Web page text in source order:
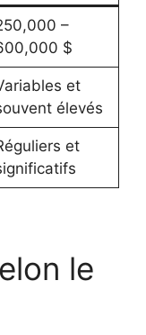
–
$
et
élevés
et
le